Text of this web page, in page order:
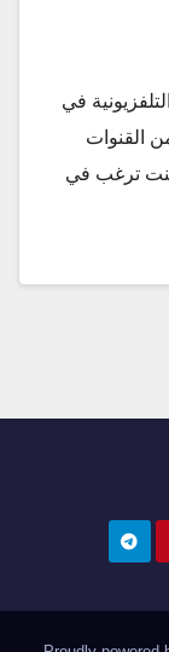
في
القنوات
كنت ترغب في